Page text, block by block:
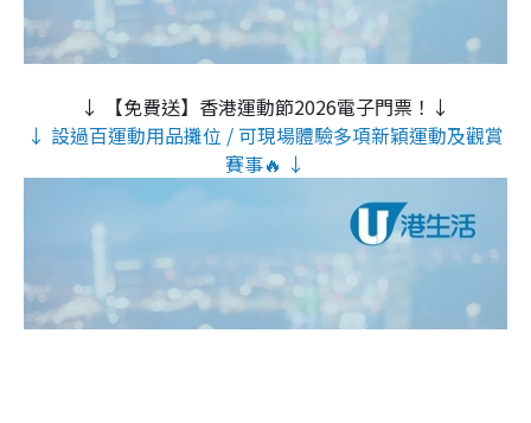
↓ 【免費送】香港運動節2026電子門票！↓
↓ 設過百運動用品攤位 / 可現場體驗多項新穎運動及觀賞
賽事🔥 ↓